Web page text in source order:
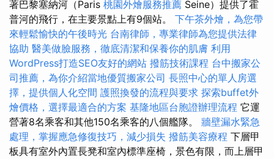
著巴黎塞納河（Paris 桃園外燴服務推薦 Seine）提供了霍
普河的飛行，在主要景點上有9個站。 下午茶外燴，為您帶
來輕鬆愉快的午後時光 台南律師，專業律師為您提供法律
協助 醫美做臉服務，徹底清潔和保養你的肌膚 利用
WordPress打造SEO友好的網站 撥筋技術課程 台中搬家公
司推薦，為你介紹當地優質搬家公司 長照中心的單人房選
擇，提供個人化空間 護照換發的流程與要求 探索buffet外
燴價格，選擇最適合的方案 基隆地區台胞證辦理流程 它運
營著8名乘客和其他150名乘客的八個艦隊。 牆壁漏水緊急
處理，掌握應急修復技巧，減少損失 撥筋美容療程 下層甲
板具有室外內置長凳和室內標準座椅，景色有限，而上層甲